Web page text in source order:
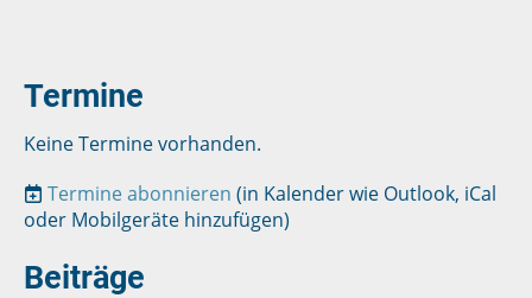
Termine
Keine Termine vorhanden.
Termine abonnieren (in Kalender wie Outlook, iCal
oder Mobilgeräte hinzufügen)
Beiträge